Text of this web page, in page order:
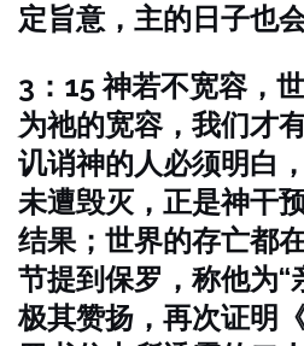
定旨意，主的日子也
3：15 神若不宽容，
为祂的宽容，我们才
讥诮神的人必须明白
未遭毁灭，正是神干
结果；世界的存亡都
节提到保罗，称他为“
极其赞扬，再次证明